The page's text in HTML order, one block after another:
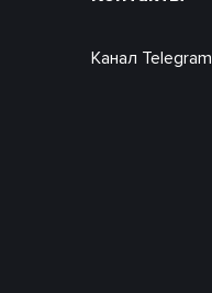
Канал Telegram